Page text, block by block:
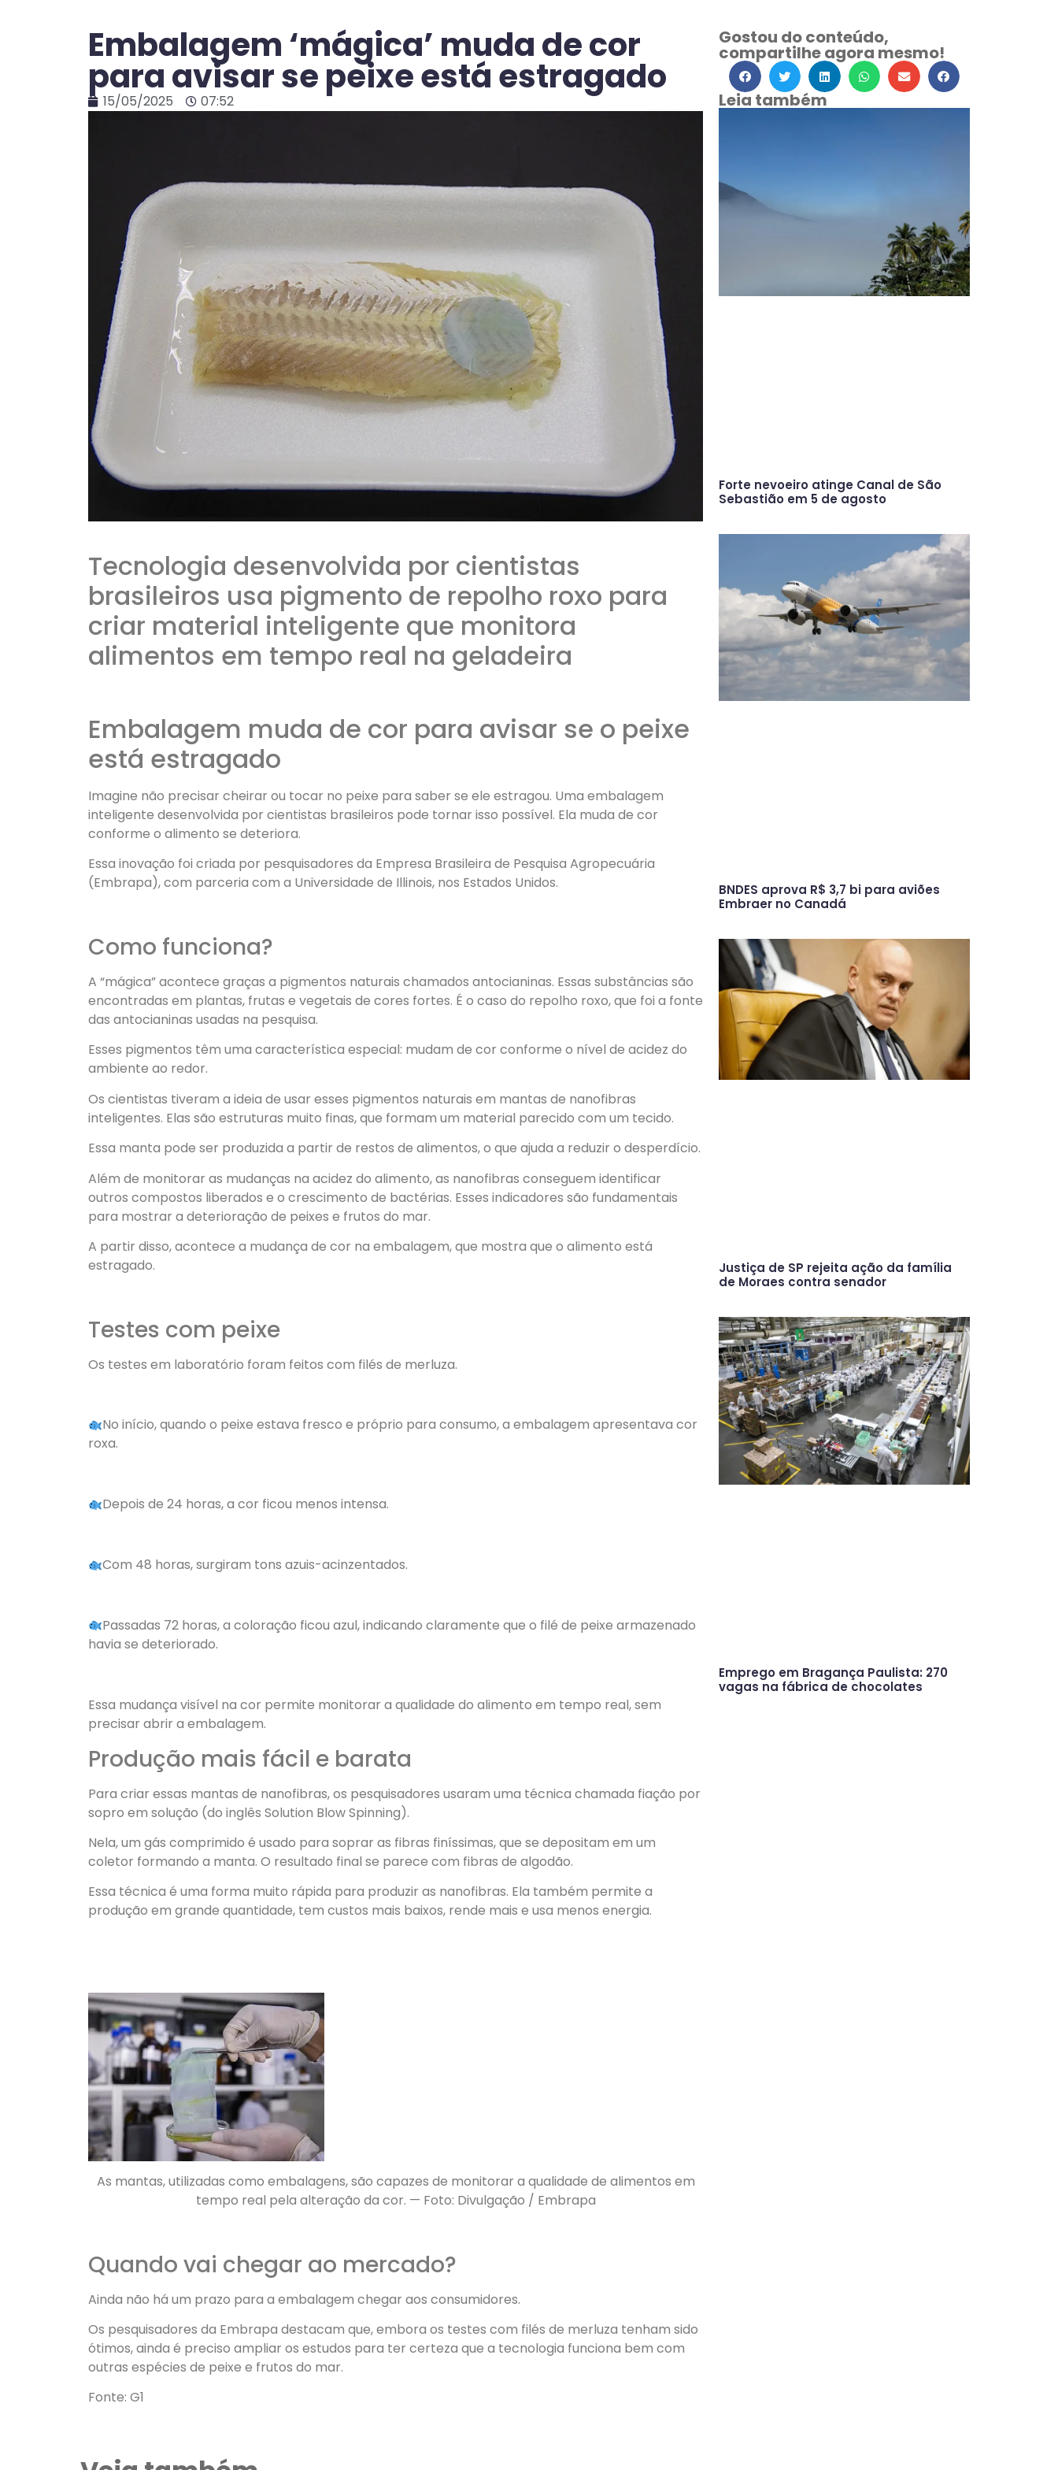
Embalagem ‘mágica’ muda de cor
para avisar se peixe está estragado
15/05/2025 07:52
Tecnologia desenvolvida por cientistas
brasileiros usa pigmento de repolho roxo para
criar material inteligente que monitora
alimentos em tempo real na geladeira
Embalagem muda de cor para avisar se o peixe
está estragado
Imagine não precisar cheirar ou tocar no peixe para saber se ele estragou. Uma embalagem
inteligente desenvolvida por cientistas brasileiros pode tornar isso possível. Ela muda de cor
conforme o alimento se deteriora.
Essa inovação foi criada por pesquisadores da Empresa Brasileira de Pesquisa Agropecuária
(Embrapa), com parceria com a Universidade de Illinois, nos Estados Unidos.
Como funciona?
A “mágica” acontece graças a pigmentos naturais chamados antocianinas. Essas substâncias são
encontradas em plantas, frutas e vegetais de cores fortes. É o caso do repolho roxo, que foi a fonte
das antocianinas usadas na pesquisa.
Esses pigmentos têm uma característica especial: mudam de cor conforme o nível de acidez do
ambiente ao redor.
Os cientistas tiveram a ideia de usar esses pigmentos naturais em mantas de nanofibras
inteligentes. Elas são estruturas muito finas, que formam um material parecido com um tecido.
Essa manta pode ser produzida a partir de restos de alimentos, o que ajuda a reduzir o desperdício.
Além de monitorar as mudanças na acidez do alimento, as nanofibras conseguem identificar
outros compostos liberados e o crescimento de bactérias. Esses indicadores são fundamentais
para mostrar a deterioração de peixes e frutos do mar.
A partir disso, acontece a mudança de cor na embalagem, que mostra que o alimento está
estragado.
Testes com peixe
Os testes em laboratório foram feitos com filés de merluza.
No início, quando o peixe estava fresco e próprio para consumo, a embalagem apresentava cor
roxa.
Depois de 24 horas, a cor ficou menos intensa.
Com 48 horas, surgiram tons azuis-acinzentados.
Passadas 72 horas, a coloração ficou azul, indicando claramente que o filé de peixe armazenado
havia se deteriorado.
Essa mudança visível na cor permite monitorar a qualidade do alimento em tempo real, sem
precisar abrir a embalagem.
Produção mais fácil e barata
Para criar essas mantas de nanofibras, os pesquisadores usaram uma técnica chamada fiação por
sopro em solução (do inglês Solution Blow Spinning).
Nela, um gás comprimido é usado para soprar as fibras finíssimas, que se depositam em um
coletor formando a manta. O resultado final se parece com fibras de algodão.
Essa técnica é uma forma muito rápida para produzir as nanofibras. Ela também permite a
produção em grande quantidade, tem custos mais baixos, rende mais e usa menos energia.
As mantas, utilizadas como embalagens, são capazes de monitorar a qualidade de alimentos em
tempo real pela alteração da cor. — Foto: Divulgação / Embrapa
Quando vai chegar ao mercado?
Ainda não há um prazo para a embalagem chegar aos consumidores.
Os pesquisadores da Embrapa destacam que, embora os testes com filés de merluza tenham sido
ótimos, ainda é preciso ampliar os estudos para ter certeza que a tecnologia funciona bem com
outras espécies de peixe e frutos do mar.
Fonte: G1
Gostou do conteúdo,
compartilhe agora mesmo!
Leia também
Forte nevoeiro atinge Canal de São
Sebastião em 5 de agosto
BNDES aprova R$ 3,7 bi para aviões
Embraer no Canadá
Justiça de SP rejeita ação da família
de Moraes contra senador
Emprego em Bragança Paulista: 270
vagas na fábrica de chocolates